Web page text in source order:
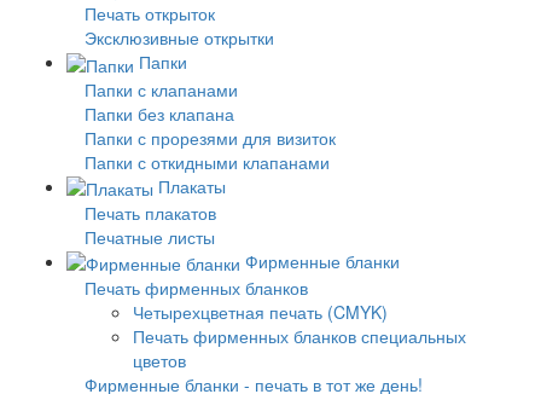
Печать открыток
Эксклюзивные открытки
Папки
Папки с клапанами
Папки без клапана
Папки с прорезями для визиток
Папки с откидными клапанами
Плакаты
Печать плакатов
Печатные листы
Фирменные бланки
Печать фирменных бланков
Четырехцветная печать (CMYK)
Печать фирменных бланков специальных
цветов
Фирменные бланки - печать в тот же день!